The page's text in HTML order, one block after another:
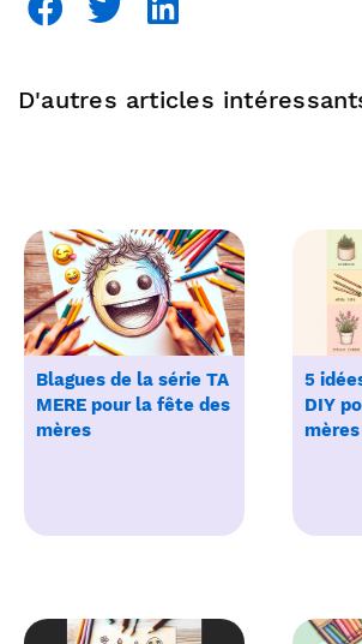
D'autres articles
Blagues de la série TA
MERE pour la fête des
mères
5
DIY
mères